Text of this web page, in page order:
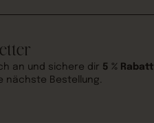
an und sichere dir 5 % Rabatt
nächste Bestellung.